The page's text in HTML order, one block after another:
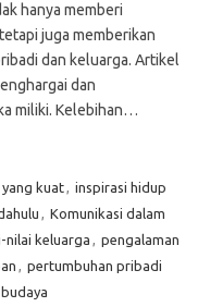
hanya memberi
juga memberikan
dan keluarga. Artikel
dan
miliki. Kelebihan…
kuat, inspirasi hidup
, Komunikasi dalam
nilai keluarga , pengalaman
, pertumbuhan pribadi